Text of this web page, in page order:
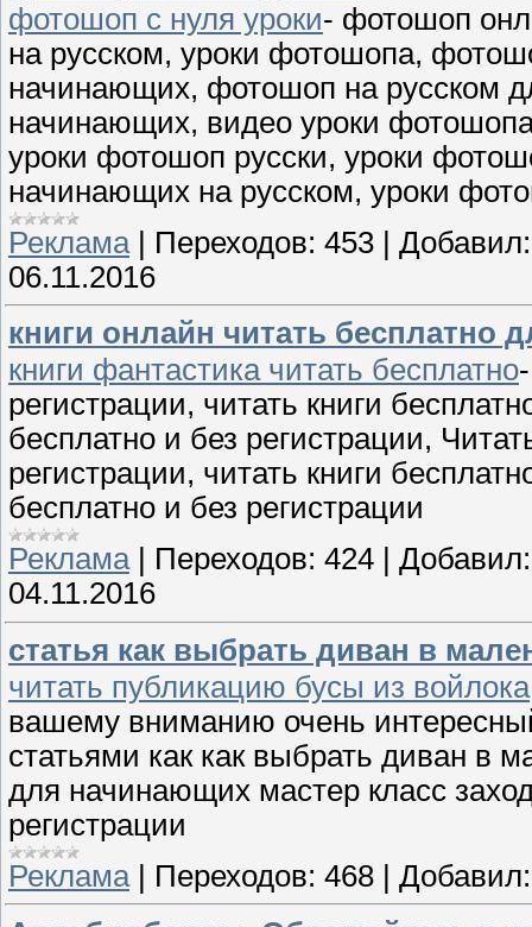
фотошоп с нуля уроки- фотошоп
на русском, уроки фотошопа,
начинающих, фотошоп на русском
начинающих, видео уроки
уроки фотошоп русски, уроки
начинающих на русском, уроки
Реклама| Переходов: 453 | Добавил:
06.11.2016
книги онлайн читать бесплатно
книги фантастика читать бесплатно
регистрации, читать книги
бесплатно и без регистрации,
регистрации, читать книги
бесплатно и без регистрации
Реклама| Переходов: 424
Добавил:
04.11.2016
статья как выбрать диван в
читать публикацию бусы из
вашему вниманию очень
статьями как как выбрать диван в
для начинающих мастер класс
регистрации
Реклама| Переходов: 468
Добавил: